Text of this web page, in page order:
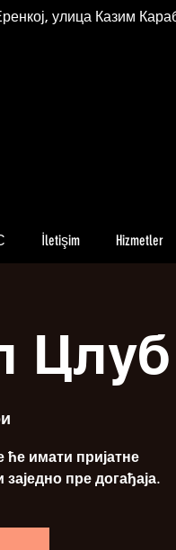
улица Казим
İletişim Hizmetler
Цлуб
ће имати пријатне
пре догађаја.